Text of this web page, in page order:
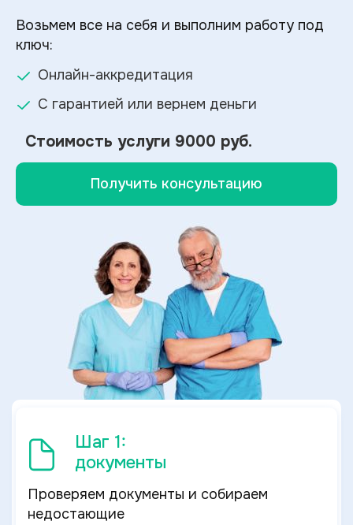
Возьмем все на себя и выполним работу под
ключ:
Онлайн-аккредитация
С гарантией или вернем деньги
Стоимость услуги 9000 руб.
Получить консультацию
Шаг 1:
документы
Проверяем документы и собираем
недостающие